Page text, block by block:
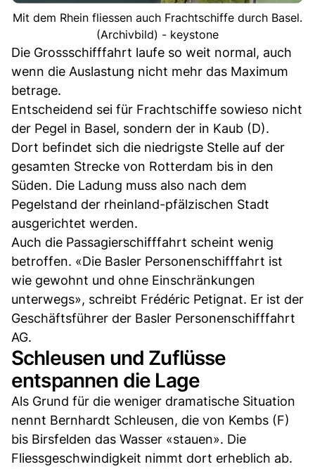
Mit dem Rhein fliessen auch Frachtschiffe durch Basel.
(Archivbild) - keystone
Die Grossschifffahrt laufe so weit normal, auch
wenn die Auslastung nicht mehr das Maximum
betrage.
Entscheidend sei für Frachtschiffe sowieso nicht
der Pegel in Basel, sondern der in Kaub (D).
Dort befindet sich die niedrigste Stelle auf der
gesamten Strecke von Rotterdam bis in den
Süden. Die Ladung muss also nach dem
Pegelstand der rheinland-pfälzischen Stadt
ausgerichtet werden.
Auch die Passagierschifffahrt scheint wenig
betroffen. «Die Basler Personenschifffahrt ist
wie gewohnt und ohne Einschränkungen
unterwegs», schreibt Frédéric Petignat. Er ist der
Geschäftsführer der Basler Personenschifffahrt
AG.
Schleusen und Zuflüsse
entspannen die Lage
Als Grund für die weniger dramatische Situation
nennt Bernhardt Schleusen, die von Kembs (F)
bis Birsfelden das Wasser «stauen». Die
Fliessgeschwindigkeit nimmt dort erheblich ab.